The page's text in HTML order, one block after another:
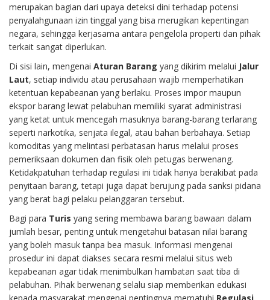
merupakan bagian dari upaya deteksi dini terhadap potensi
penyalahgunaan izin tinggal yang bisa merugikan kepentingan
negara, sehingga kerjasama antara pengelola properti dan pihak
terkait sangat diperlukan.
Di sisi lain, mengenai Aturan Barang yang dikirim melalui Jalur
Laut, setiap individu atau perusahaan wajib memperhatikan
ketentuan kepabeanan yang berlaku. Proses impor maupun
ekspor barang lewat pelabuhan memiliki syarat administrasi
yang ketat untuk mencegah masuknya barang-barang terlarang
seperti narkotika, senjata ilegal, atau bahan berbahaya. Setiap
komoditas yang melintasi perbatasan harus melalui proses
pemeriksaan dokumen dan fisik oleh petugas berwenang.
Ketidakpatuhan terhadap regulasi ini tidak hanya berakibat pada
penyitaan barang, tetapi juga dapat berujung pada sanksi pidana
yang berat bagi pelaku pelanggaran tersebut.
Bagi para Turis yang sering membawa barang bawaan dalam
jumlah besar, penting untuk mengetahui batasan nilai barang
yang boleh masuk tanpa bea masuk. Informasi mengenai
prosedur ini dapat diakses secara resmi melalui situs web
kepabeanan agar tidak menimbulkan hambatan saat tiba di
pelabuhan. Pihak berwenang selalu siap memberikan edukasi